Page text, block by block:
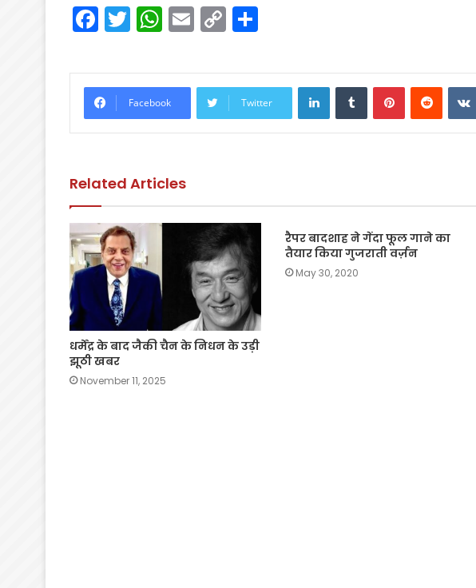
F
a
c
e
b
o
k
T
w
itt
er
W
h
a
ts
A
p
E
m
ai
l
C
o
p
y
Li
ar
e
Facebook Twitter
LinkedInTumblrPinterestReddit
Related Articles
धर्मेंद्र के बाद जैकी चैन के निधन के उड़ी
झूठी खबर
November 11, 2025
रैपर बादशाह ने गेंदा फूल गाने का
तैयार किया गुजराती वर्ज़न
May 30, 2020